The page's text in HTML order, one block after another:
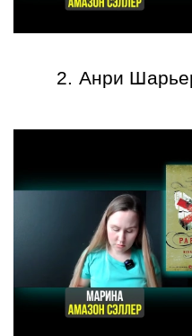
Анри